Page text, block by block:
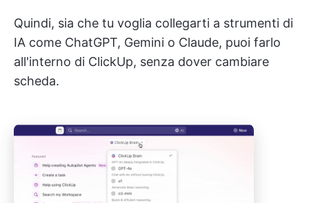
Quindi, sia che tu voglia collegarti a strumenti di
IA come ChatGPT, Gemini o Claude, puoi farlo
all'interno di ClickUp, senza dover cambiare
scheda.